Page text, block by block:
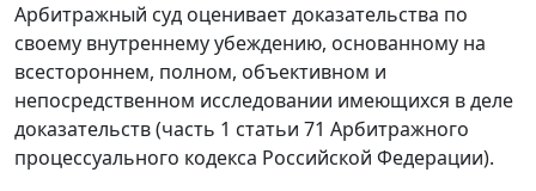
Арбитражный суд оценивает доказательства по
своему внутреннему убеждению, основанному на
всестороннем, полном, объективном и
непосредственном исследовании имеющихся в деле
доказательств (часть 1 статьи 71 Арбитражного
процессуального кодекса Российской Федерации).